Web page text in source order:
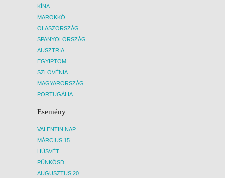
KÍNA
MAROKKÓ
OLASZORSZÁG
SPANYOLORSZÁG
AUSZTRIA
EGYIPTOM
SZLOVÉNIA
MAGYARORSZÁG
PORTUGÁLIA
Esemény
VALENTIN NAP
MÁRCIUS 15
HÚSVÉT
PÜNKÖSD
AUGUSZTUS 20.